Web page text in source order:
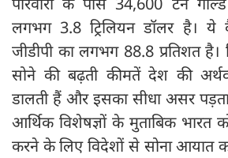
लगभग 3.8 ट्रिलियन डॉलर है। ये
जीडीपी का लगभग 88.8 प्रतिशत है।
सोने की बढ़ती कीमतें देश की
डालती हैं और इसका सीधा असर
आर्थिक विशेषज्ञों के मुताबिक भारत
करने के लिए विदेशों से सोना आयात